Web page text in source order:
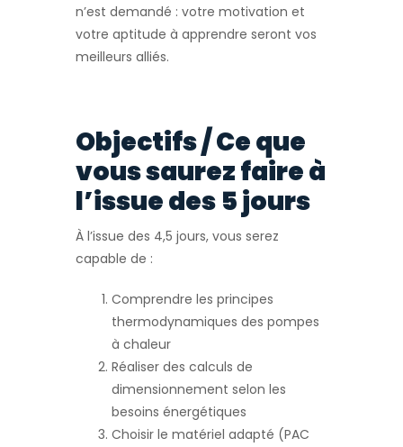
n’est demandé : votre motivation et
votre aptitude à apprendre seront vos
meilleurs alliés.
Objectifs / Ce que
vous saurez faire à
l’issue des 5 jours
À l’issue des 4,5 jours, vous serez
capable de :
Comprendre les principes
thermodynamiques des pompes
à chaleur
Réaliser des calculs de
dimensionnement selon les
besoins énergétiques
Choisir le matériel adapté (PAC